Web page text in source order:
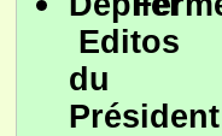
Editos
du
Président